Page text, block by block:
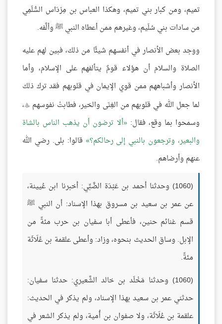
تميم، ومن كبار بني تميم، وهكذا العباس بن مِرْدَاس السُّلَمِي
من سادات بني سُلَيم، وغيرهم ممن أعطاه النبي ﷺ وألَّفه.
ووجد بعض الأنصار في أنفسهم شيئًا من ذلك، فبين لهم عليه
الصلاة والسلام أن هؤلاء قومٌ يتألفهم على الإسلام، وأما
الأنصار وأشباههم ممن قوي الإيمان في قلوبهم فقد ترك ذلك
لما جعل الله في قلوبهم من الغِنَى والخير، فطابتْ نفوسهم ،
وسمحوا بما وقع، فقال: ألا ترضون أن يذهب الناس بالشاة
والبعير، وترجعون بالنبي إلى رحالكم؟ قالوا: بلى. رضي الله
عنهم وأرضاهم.
(1060) وحدثنا أحمد بن عَبْدَة الضَّبِّي: أخبرنا ابن عُيينة،
عن عمر بن سعيد بن مسروق بهذا الإسناد: أن النبي ﷺ
قسم غنائم حنين، فأعطى أبا سفيان بن حرب مئةً من
الإبل. وساق الحديث بنحوه، وزاد: وأعطى علقمة بن عُلَاثَة
مئةً.
(1060) وحدثنا مَخْلَد بن خالد الشَّعيري: حدثنا سفيان:
حدثني عمر بن سعيد بهذا الإسناد، ولم يذكر في الحديث:
علقمة بن عُلَاثَة، ولا صفوان بن أُمية، ولم يذكر الشعر في